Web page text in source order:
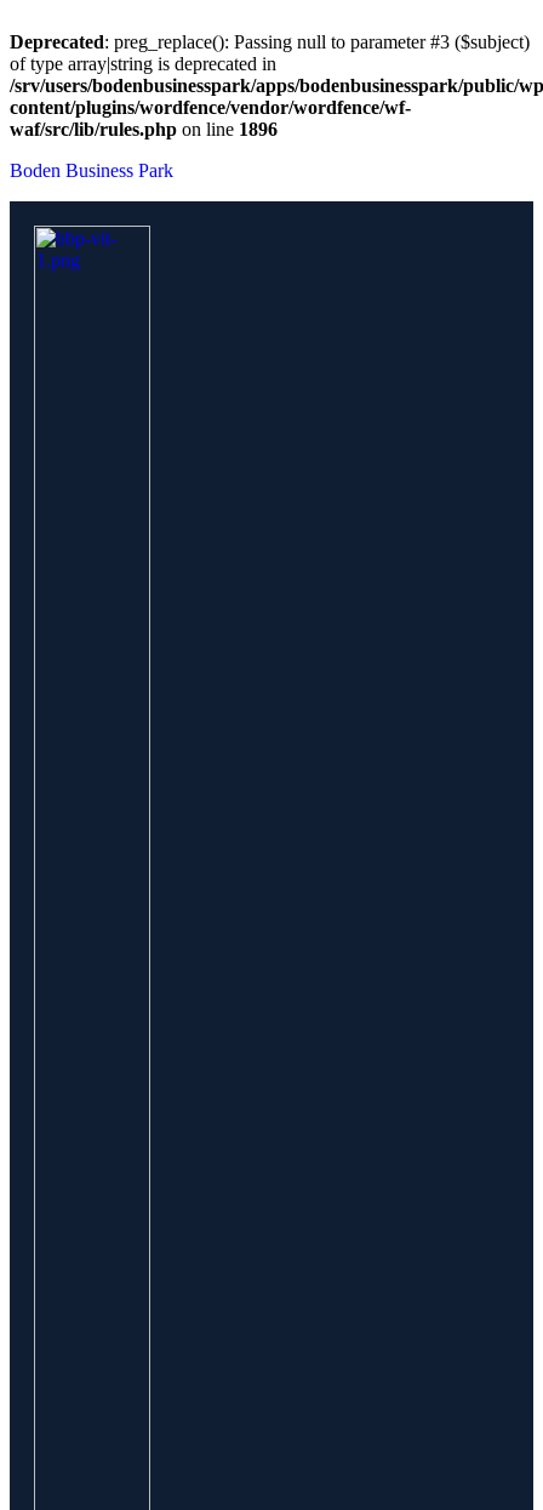
Deprecated: preg_replace(): Passing null to parameter #3 ($subject)
of type array|string is deprecated in
/srv/users/bodenbusinesspark/apps/bodenbusinesspark/public/
content/plugins/wordfence/vendor/wordfence/wf-
waf/src/lib/rules.php on line 1896
Boden Business Park